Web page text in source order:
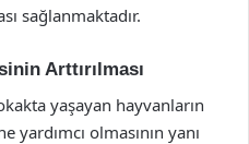
sağlanmaktadır.
Arttırılması
yaşayan hayvanların
yardımcı olmasının yanı